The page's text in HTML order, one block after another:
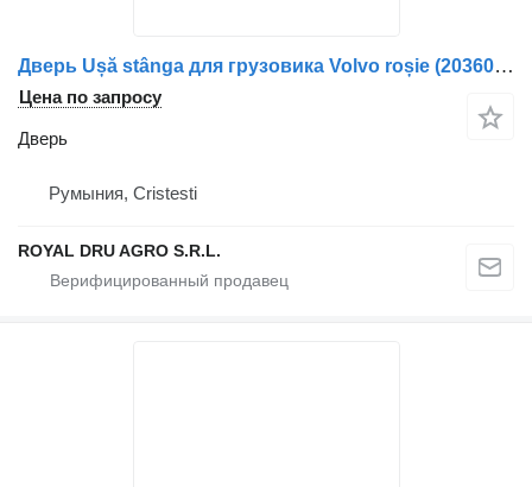
Дверь Ușă stânga для грузовика Volvo roșie (20360542-3090453-3980432-14)
Цена по запросу
Дверь
Румыния, Cristesti
ROYAL DRU AGRO S.R.L.